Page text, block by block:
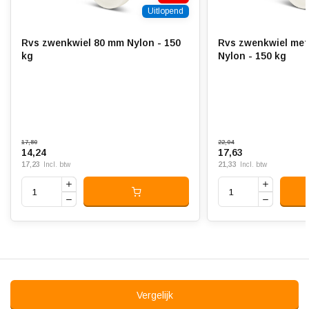
- 40 / + 90 °C
Geschikt voor: Vlakke ondergrond
Uitlopend
Rvs zwenkwiel 80 mm Nylon - 150
kg
17,80
14,24
17,23 Incl. btw
Rvs zwenkwiel
Nylon - 150 kg
22,04
17,63
21,33 Incl. btw
Vergelijk